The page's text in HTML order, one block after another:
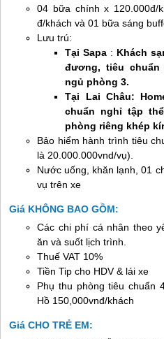
04 bữa chính x 120.000đ/
đ/khách và 01 bữa sáng
Lưu trú:
TạiSapa : Khách
đương, tiêu chuẩn
ngủ phòng 3.
Tại Lai Châu:
chuẩn nghỉ tập
phòng riêng khép
Bảo hiểm hành trình tiêu
là 20.000.000vnd/vụ).
Nước uống, khăn lạnh, 01
vụ trên xe
Giá KHÔNG BAO GỒM:
Các chi phí cá nhân theo
ăn và suốt lịch trình.
Thuế VAT 10%
Tiền Tip cho HDV & lái xe
Phụ thu phòng tiêu chuẩn
Hồ 150,000vnđ/khách
Giá CHO TRẺ EM: